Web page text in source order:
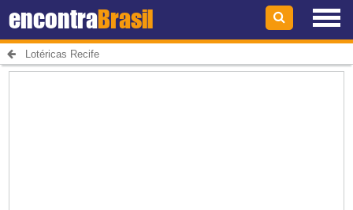
encontraBrasil
Lotéricas Recife